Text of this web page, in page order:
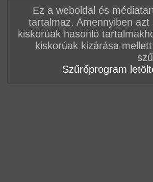
Ez a weboldal és
tartalmaz. Amennyiben
kiskorúak hasonló
kiskorúak kizárása
Szűrőprogram